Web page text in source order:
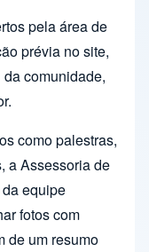
pela área de
prévia no site,
comunidade,
como palestras,
a Assessoria de
equipe
fotos com
de um resumo